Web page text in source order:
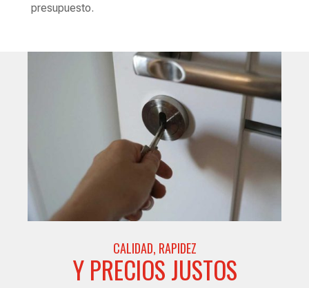
presupuesto.
CALIDAD, RAPIDEZ
Y PRECIOS JUSTOS